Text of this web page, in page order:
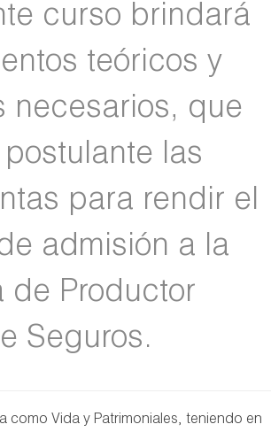
curso brindará
teóricos y
necesarios, que
las
para rendir el
admisión a la
de Productor
Seguros.
como Vida y Patrimoniales, teniendo en